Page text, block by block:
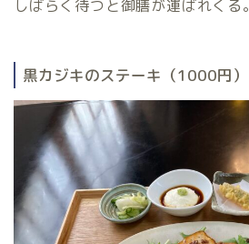
しばらく待つと御膳が運ばれくる。
黒カジキのステーキ（1000円）